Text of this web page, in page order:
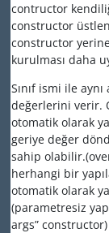
contructor
constructor
constructor
kurulması daha
Sınıf ismi ile
değerlerini verir.
otomatik olarak
geriye değer
sahip
herhangi bir
otomatik olarak
(parametresiz
args”